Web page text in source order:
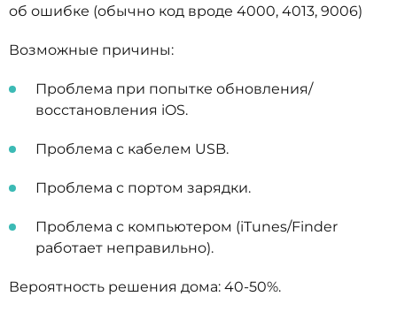
об ошибке (обычно код вроде 4000, 4013, 9006)
Возможные причины:
Проблема при попытке обновления/
восстановления iOS.
Проблема с кабелем USB.
Проблема с портом зарядки.
Проблема с компьютером (iTunes/Finder
работает неправильно).
Вероятность решения дома: 40-50%.